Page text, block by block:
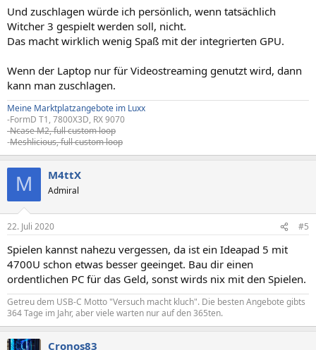
Und zuschlagen würde ich persönlich, wenn tatsächlich
Witcher 3 gespielt werden soll, nicht.
Das macht wirklich wenig Spaß mit der integrierten GPU.
Wenn der Laptop nur für Videostreaming genutzt wird, dann
kann man zuschlagen.
Meine Marktplatzangebote im Luxx
-FormD T1, 7800X3D, RX 9070
-Ncase M2, full custom loop
-Meshlicious, full custom loop
M M4ttX
Admiral
22. Juli 2020 #5
Spielen kannst nahezu vergessen, da ist ein Ideapad 5 mit
4700U schon etwas besser geeinget. Bau dir einen
ordentlichen PC für das Geld, sonst wirds nix mit den Spielen.
Getreu dem USB-C Motto "Versuch macht kluch". Die besten Angebote gibts
364 Tage im Jahr, aber viele warten nur auf den 365ten.
Cronos83